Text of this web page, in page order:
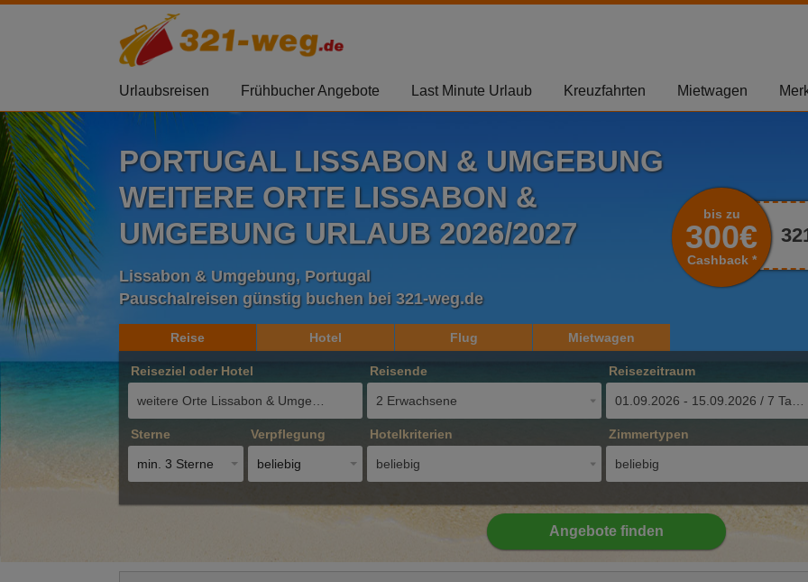
Urlaubsreisen Frühbucher Angebote Last Minute Urlaub Kreuzfahrten Mietwagen
PORTUGAL LISSABON & UMGEBUNG
WEITERE ORTE LISSABON &
UMGEBUNG URLAUB 2026/2027
Lissabon & Umgebung, Portugal
Pauschalreisen günstig buchen bei 321-weg.de
bis zu
300€
Cashback *
Reise Hotel Flug Mietwagen
Reiseziel oder Hotel Reisende
2 Erwachsene
Reisezeitraum
01.09.2026 - 15.09.2026 / 7 Tage
Sterne
min. 3 Sterne
Verpflegung
beliebig
Hotelkriterien
beliebig
Zimmertypen
beliebig
Angebote finden